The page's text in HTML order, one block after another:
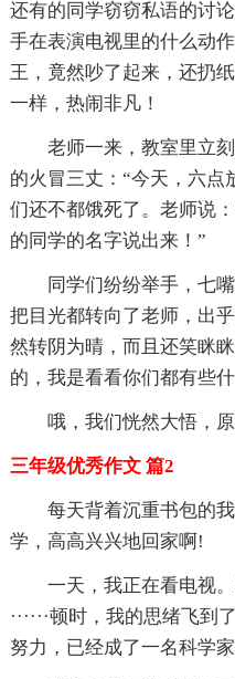
还有的同学窃窃私语的讨
手在表演电视里的什么动
王，竟然吵了起来，还扔
一样，热闹非凡！
老师一来，教室里立
的火冒三丈：“今天，六点
们还不都饿死了。老师说
的同学的名字说出来！”
同学们纷纷举手，七
把目光都转向了老师，出
然转阴为晴，而且还笑眯
的，我是看看你们都有些什
哦，我们恍然大悟，
三年级优秀作文 篇2
每天背着沉重书包的
学，高高兴兴地回家啊!
一天，我正在看电视
······顿时，我的思绪飞
努力，已经成了一名科学家